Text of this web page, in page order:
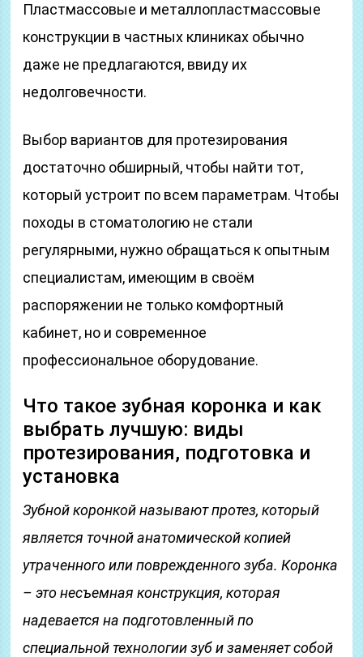
Пластмассовые и металлопластмассовые
конструкции в частных клиниках обычно
даже не предлагаются, ввиду их
недолговечности.
Выбор вариантов для протезирования
достаточно обширный, чтобы найти тот,
который устроит по всем параметрам. Чтобы
походы в стоматологию не стали
регулярными, нужно обращаться к опытным
специалистам, имеющим в своём
распоряжении не только комфортный
кабинет, но и современное
профессиональное оборудование.
Что такое зубная коронка и как
выбрать лучшую: виды
протезирования, подготовка и
установка
Зубной коронкой называют протез, который
является точной анатомической копией
утраченного или поврежденного зуба. Коронка
– это несъемная конструкция, которая
надевается на подготовленный по
специальной технологии зуб и заменяет собой